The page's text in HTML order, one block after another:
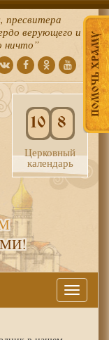
ПОМОЧЬ ХРАМУ
пресвитера
верующего и
ничто”
10 8
Церковный
календарь
Меню